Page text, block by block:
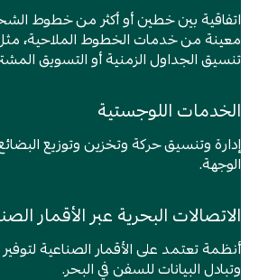
اتفاقية بين خطين أو أكثر من خطوط الشحن
معينة من خدمات الخطوط الملاحية، مثل
تنسيق الجداول الزمنية أو التسويق
الخدمات اللوجستية
إدارة وتنسيق حركة وتخزين وتوزيع البضائع
الوجهة.
الاتصالات البحرية عبر الأقمار
أنظمة تعتمد على الأقمار الصناعية لتوفير
وتبادل البيانات للسفن في البحر.